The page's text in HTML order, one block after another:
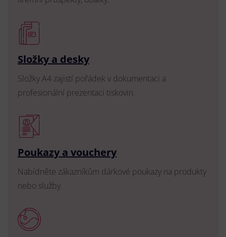
Složky a desky
Složky A4 zajistí pořádek v dokumentaci a
profesionální prezentaci tiskovin.
Poukazy a vouchery
Nabídněte zákazníkům dárkové poukazy na produkty
nebo služby.